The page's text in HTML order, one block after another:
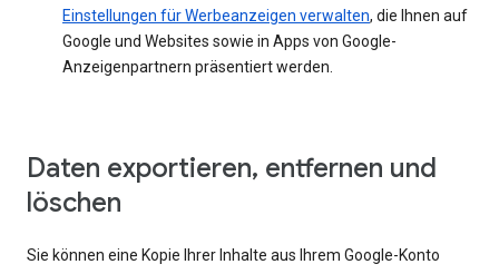
Einstellungen für Werbeanzeigen verwalten, die Ihnen auf
Google und Websites sowie in Apps von Google-
Anzeigenpartnern präsentiert werden.
Daten exportieren, entfernen und
löschen
Sie können eine Kopie Ihrer Inhalte aus Ihrem Google-Konto